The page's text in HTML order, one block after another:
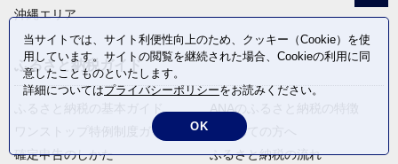
沖縄エリア
ふるさと納税ガイド
ふるさと納税の基本ガイド
ワンストップ特例制度ガイド
確定申告のしかた
ANAのふるさと納税の特徴
はじめての方へ
ふるさと納税の流れ
当サイトでは、サイト利便性向上のため、クッキー（Cookie）を使
用しています。サイトの閲覧を継続された場合、Cookieの利用に同
意したことものといたします。
詳細についてはプライバシーポリシーをお読みください。
OK